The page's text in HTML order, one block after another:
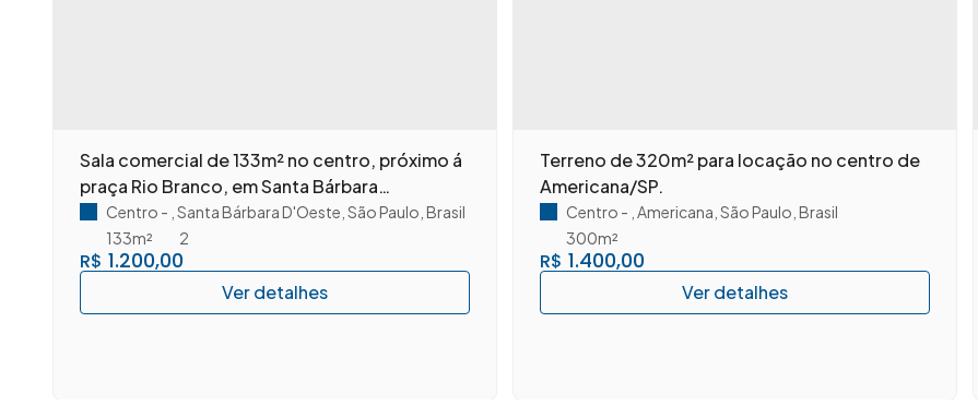
Sala comercial de 133m² no centro, próximo á
praça Rio Branco, em Santa Bárbara
D'Oeste/SP.
R$ 1.200,00
Centro ,Santa Bárbara D'Oeste ,São Paulo ,Brasil
2
133m²
Terreno de 320m² para locação no centro de
Americana/SP.
R$ 1.400,00
Centro Americana São Paulo Brasil
300m²